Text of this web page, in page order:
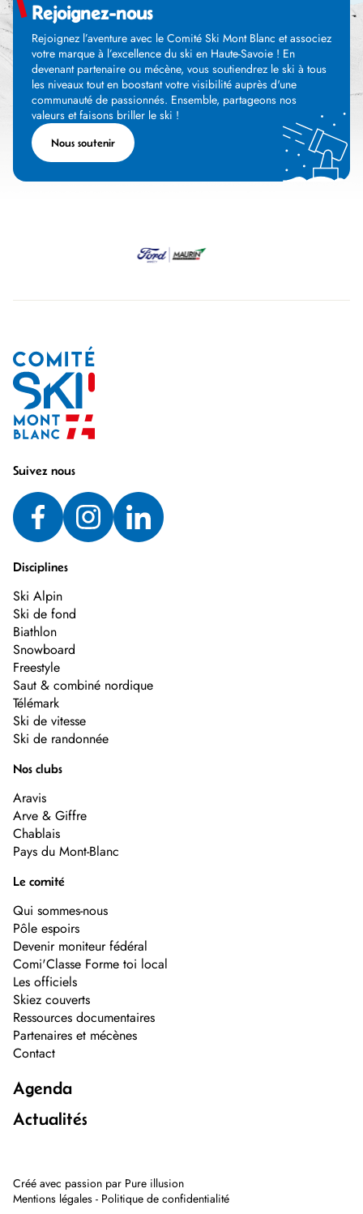
Rejoignez-nous
Rejoignez l’aventure avec le Comité Ski Mont Blanc et associez
votre marque à l’excellence du ski en Haute-Savoie ! En
devenant partenaire ou mécène, vous soutiendrez le ski à tous
les niveaux tout en boostant votre visibilité auprès d'une
communauté de passionnés. Ensemble, partageons nos
valeurs et faisons briller le ski !
Nous soutenir
Suivez nous
Disciplines
Ski Alpin
Ski de fond
Biathlon
Snowboard
Freestyle
Saut & combiné nordique
Télémark
Ski de vitesse
Ski de randonnée
Nos clubs
Aravis
Arve & Giffre
Chablais
Pays du Mont-Blanc
Le comité
Qui sommes-nous
Pôle espoirs
Devenir moniteur fédéral
Comi'Classe Forme toi local
Les officiels
Skiez couverts
Ressources documentaires
Partenaires et mécènes
Contact
Agenda
Actualités
Créé avec passion par Pure illusion
Mentions légales - Politique de confidentialité